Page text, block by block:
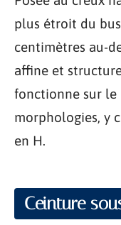
plus étroit du
centimètres au-
affine et
fonctionne sur le
morphologies, y
en H.
Ceinture